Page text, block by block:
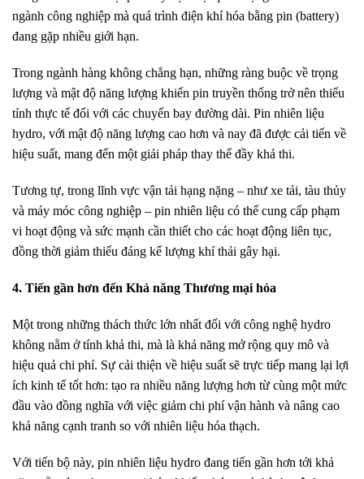
ngành công nghiệp mà quá trình điện khí hóa bằng pin (battery)
đang gặp nhiều giới hạn.
Trong ngành hàng không chẳng hạn, những ràng buộc về trọng
lượng và mật độ năng lượng khiến pin truyền thống trở nên thiếu
tính thực tế đối với các chuyến bay đường dài. Pin nhiên liệu
hydro, với mật độ năng lượng cao hơn và nay đã được cải tiến về
hiệu suất, mang đến một giải pháp thay thế đầy khả thi.
Tương tự, trong lĩnh vực vận tải hạng nặng – như xe tải, tàu thủy
và máy móc công nghiệp – pin nhiên liệu có thể cung cấp phạm
vi hoạt động và sức mạnh cần thiết cho các hoạt động liên tục,
đồng thời giảm thiểu đáng kể lượng khí thải gây hại.
4. Tiến gần hơn đến Khả năng Thương mại hóa
Một trong những thách thức lớn nhất đối với công nghệ hydro
không nằm ở tính khả thi, mà là khả năng mở rộng quy mô và
hiệu quả chi phí. Sự cải thiện về hiệu suất sẽ trực tiếp mang lại lợi
ích kinh tế tốt hơn: tạo ra nhiều năng lượng hơn từ cùng một mức
đầu vào đồng nghĩa với việc giảm chi phí vận hành và nâng cao
khả năng cạnh tranh so với nhiên liệu hóa thạch.
Với tiến bộ này, pin nhiên liệu hydro đang tiến gần hơn tới khả